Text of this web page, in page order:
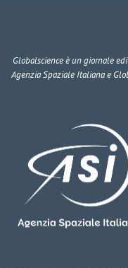
Globalscienceè un giornale
Agenzia Spaziale Italiana e